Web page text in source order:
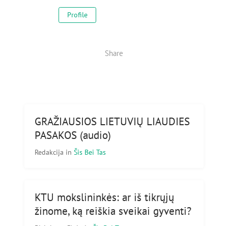
Profile
Share
GRAŽIAUSIOS LIETUVIŲ LIAUDIES
PASAKOS (audio)
Redakcija in Šis Bei Tas
KTU mokslininkės: ar iš tikrųjų
žinome, ką reiškia sveikai gyventi?